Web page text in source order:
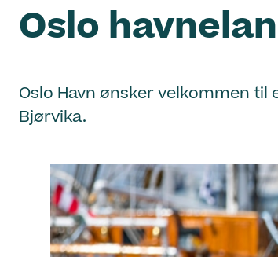
Norge
Rent
Oslo
Oslo Havn ønsker velkommen
Bjørvika.